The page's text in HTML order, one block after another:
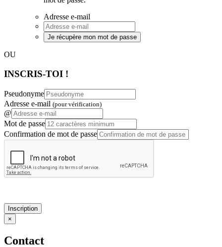
Adresse e-mail
Je récupère mon mot de passe
OU
INSCRIS-TOI !
Pseudonyme
Adresse e-mail (pour vérification)
@
Mot de passe
Confirmation de mot de passe
Inscription
×
Contact